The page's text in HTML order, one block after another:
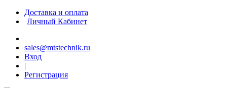
Доставка и оплата
Личный Кабинет
sales@mtstechnik.ru
Вход
|
Регистрация